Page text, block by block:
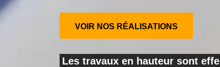
VOIR NOS RÉALISATIONS
Les travaux en hauteur sont